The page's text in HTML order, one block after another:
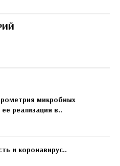
микробных
реализация в..
и коронавирус..